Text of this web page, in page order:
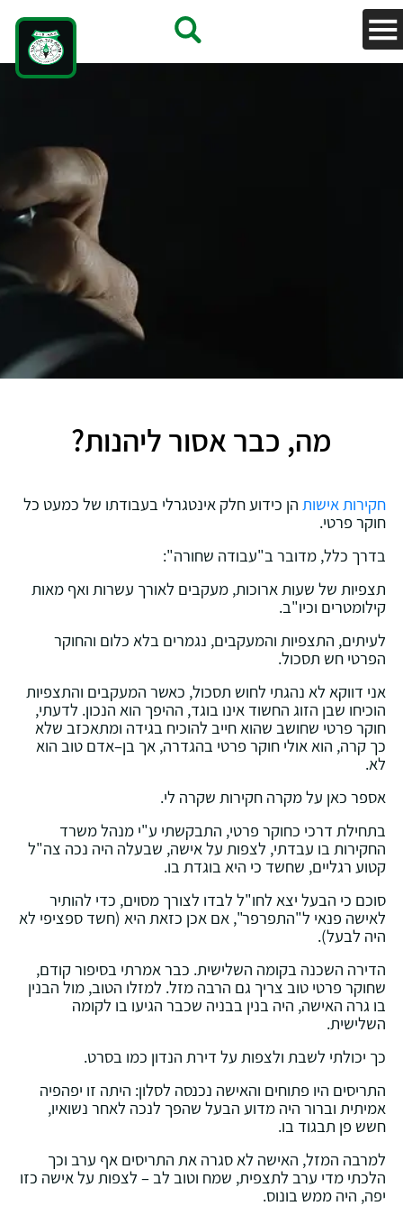
מה, כבר אסור ליהנות?
חקירות אישות הן כידוע חלק אינטגרלי בעבודתו של כמעט כל
חוקר פרטי.
בדרך כלל, מדובר ב"עבודה שחורה":
תצפיות של שעות ארוכות, מעקבים לאורך עשרות ואף מאות
קילומטרים וכיו"ב.
לעיתים, התצפיות והמעקבים, נגמרים בלא כלום והחוקר
הפרטי חש תסכול.
אני דווקא לא נהגתי לחוש תסכול, כאשר המעקבים והתצפיות
הוכיחו שבן הזוג החשוד אינו בוגד, ההיפך הוא הנכון. לדעתי,
חוקר פרטי שחושב שהוא חייב להוכיח בגידה ומתאכזב שלא
כך קרה, הוא אולי חוקר פרטי בהגדרה, אך בן–אדם טוב הוא
לא.
אספר כאן על מקרה חקירות שקרה לי.
בתחילת דרכי כחוקר פרטי, התבקשתי ע"י מנהל משרד
החקירות בו עבדתי, לצפות על אישה, שבעלה היה נכה צה"ל
קטוע רגליים, שחשד כי היא בוגדת בו.
סוכם כי הבעל יצא לחו"ל לבדו לצורך מסוים, כדי להותיר
לאישה פנאי ל"התפרפר", אם אכן כזאת היא (חשד ספציפי לא
היה לבעל).
הדירה השכנה בקומה השלישית. כבר אמרתי בסיפור קודם,
שחוקר פרטי טוב צריך גם הרבה מזל. למזלו הטוב, מול הבנין
בו גרה האישה, היה בנין בבניה שכבר הגיעו בו לקומה
השלישית.
כך יכולתי לשבת ולצפות על דירת הנדון כמו בסרט.
התריסים היו פתוחים והאישה נכנסה לסלון: היתה זו יפהפיה
אמיתית וברור היה מדוע הבעל שהפך לנכה לאחר נשואיו,
חשש פן תבגוד בו.
למרבה המזל, האישה לא סגרה את התריסים אף ערב וכך
הלכתי מדי ערב לתצפית, שמח וטוב לב – לצפות על אישה כזו
יפה, היה ממש בונוס.